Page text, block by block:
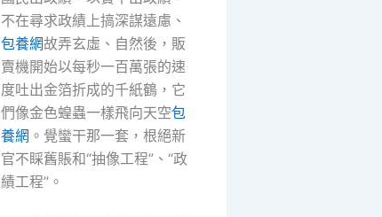
不在尋求政績上搞深謀遠慮、
包養網故弄玄虛、自然後，販
賣機開始以每秒一百萬張的速
度吐出金箔折成的千紙鶴，它
們像金色蝗蟲一樣飛向天空包
養網 。覺蠻干那一套，根絕新
官不睬舊賬和“抽像工程”、“政
績工程”。